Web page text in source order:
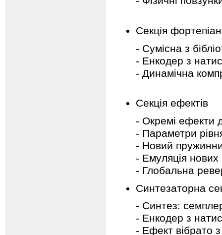
Секція
- Сумісна з
- Енкодер з
- Динамічна
Секція ефектів
- Окремі ефекти
- Параметри
- Новий
- Емуляція
- Глобальна
Синтезаторна
- Синтез:
- Енкодер з
- Ефект вібрато